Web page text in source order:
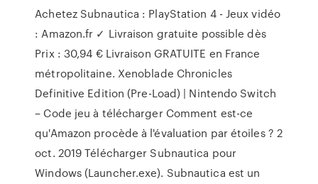
Achetez Subnautica : PlayStation 4 - Jeux vidéo
: Amazon.fr ✓ Livraison gratuite possible dès
Prix : 30,94 € Livraison GRATUITE en France
métropolitaine. Xenoblade Chronicles
Definitive Edition (Pre-Load) | Nintendo Switch
– Code jeu à télécharger Comment est-ce
qu'Amazon procède à l'évaluation par étoiles ? 2
oct. 2019 Télécharger Subnautica pour
Windows (Launcher.exe). Subnautica est un